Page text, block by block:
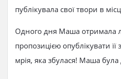
публікувала свої твори в
Одного дня Маша отримала
пропозицією опублікувати її
мрія, яка збулася! Маша